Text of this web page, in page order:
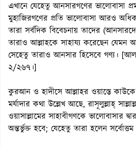
এখানে যেহেতু আনসারগণের ভালোবাসা
মুহাজিরগণের প্রতি ভালোবাসা আরও অধিক
তারা সর্বদিক বিবেচনায় তাদের
তারাও আল্লাহকে সাহায্য করেছেন যেমন
সেহেতু তারাও আনসার হিসেবে গণ্য।
২/২৬৭।]
কুরআন ও হাদীসে আল্লাহর ওয়াস্তে কাউকে
মর্যাদার কথা উল্লেখ আছে, রাসূলুল্লাহ্
ওয়াসাল্লামের সাহাবীগণকে ভালোবাসার
অন্তর্ভুক্ত হবে; যেহেতু তারা হলেন